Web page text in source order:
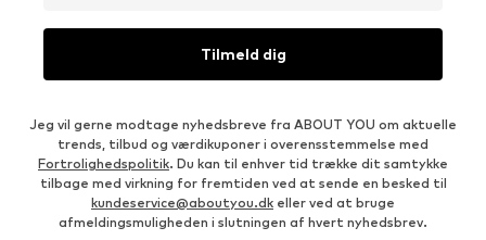
Tilmeld dig
Jeg vil gerne modtage nyhedsbreve fra ABOUT YOU om aktuelle
trends, tilbud og værdikuponer i overensstemmelse med
Fortrolighedspolitik. Du kan til enhver tid trække dit samtykke
tilbage med virkning for fremtiden ved at sende en besked til
kundeservice@aboutyou.dk eller ved at bruge
afmeldingsmuligheden i slutningen af hvert nyhedsbrev.